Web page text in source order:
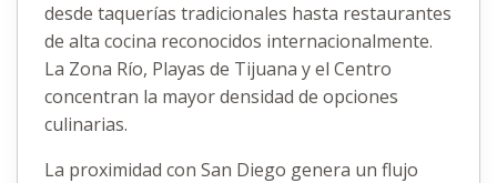
desde taquerías tradicionales hasta restaurantes
de alta cocina reconocidos internacionalmente.
La Zona Río, Playas de Tijuana y el Centro
concentran la mayor densidad de opciones
culinarias.
La proximidad con San Diego genera un flujo